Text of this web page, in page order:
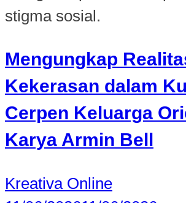
stigma sosial.
Mengungkap
Kekerasan dalam
Cerpen Keluarga
Karya Armin Bell
Kreativa Online